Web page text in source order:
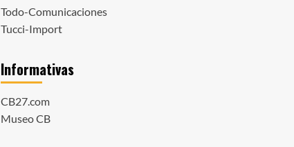
Todo-Comunicaciones
Tucci-Import
Informativas
CB27.com
Museo CB